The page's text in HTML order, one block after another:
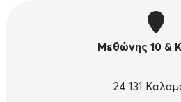
Μεθώνης 10 &
24 131